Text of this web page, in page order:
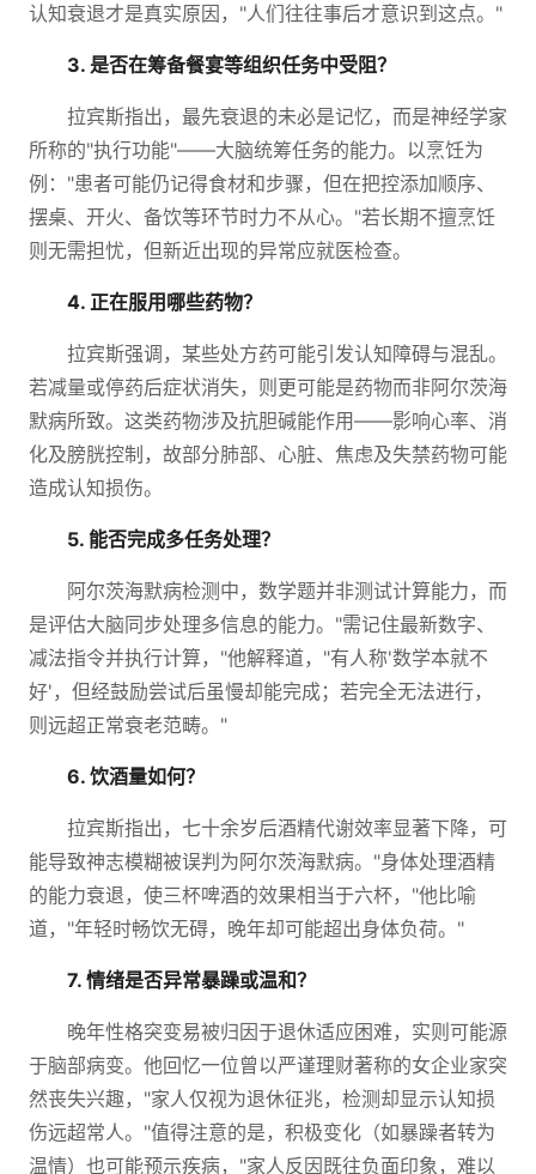
认知衰退才是真实原因，"人们往往事后才意识到这点。"
3. 是否在筹备餐宴等组织任务中受阻？
拉宾斯指出，最先衰退的未必是记忆，而是神经学家
所称的"执行功能"——大脑统筹任务的能力。以烹饪为
例："患者可能仍记得食材和步骤，但在把控添加顺序、
摆桌、开火、备饮等环节时力不从心。"若长期不擅烹饪
则无需担忧，但新近出现的异常应就医检查。
4. 正在服用哪些药物？
拉宾斯强调，某些处方药可能引发认知障碍与混乱。
若减量或停药后症状消失，则更可能是药物而非阿尔茨海
默病所致。这类药物涉及抗胆碱能作用——影响心率、消
化及膀胱控制，故部分肺部、心脏、焦虑及失禁药物可能
造成认知损伤。
5. 能否完成多任务处理？
阿尔茨海默病检测中，数学题并非测试计算能力，而
是评估大脑同步处理多信息的能力。"需记住最新数字、
减法指令并执行计算，"他解释道，"有人称'数学本就不
好'，但经鼓励尝试后虽慢却能完成；若完全无法进行，
则远超正常衰老范畴。"
6. 饮酒量如何？
拉宾斯指出，七十余岁后酒精代谢效率显著下降，可
能导致神志模糊被误判为阿尔茨海默病。"身体处理酒精
的能力衰退，使三杯啤酒的效果相当于六杯，"他比喻
道，"年轻时畅饮无碍，晚年却可能超出身体负荷。"
7. 情绪是否异常暴躁或温和？
晚年性格突变易被归因于退休适应困难，实则可能源
于脑部病变。他回忆一位曾以严谨理财著称的女企业家突
然丧失兴趣，"家人仅视为退休征兆，检测却显示认知损
伤远超常人。"值得注意的是，积极变化（如暴躁者转为
温情）也可能预示疾病，"家人反因既往负面印象，难以